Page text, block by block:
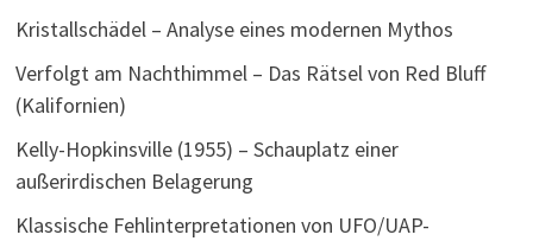
Kristallschädel – Analyse eines modernen Mythos
Verfolgt am Nachthimmel – Das Rätsel von Red Bluff
(Kalifornien)
Kelly-Hopkinsville (1955) – Schauplatz einer
außerirdischen Belagerung
Klassische Fehlinterpretationen von UFO/UAP-